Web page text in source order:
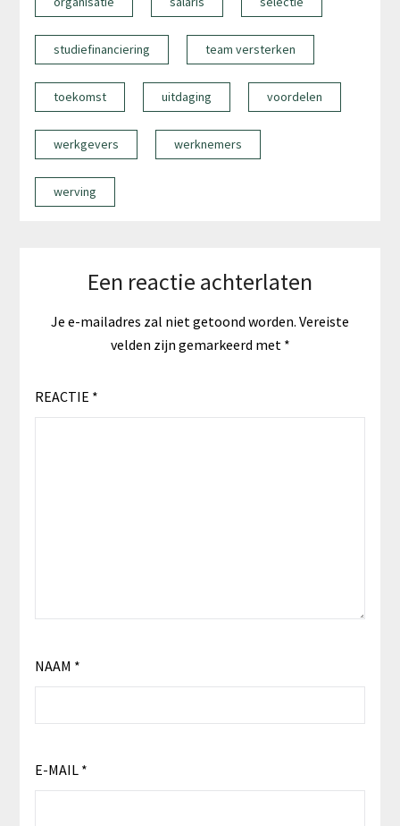
studiefinanciering team versterken
toekomst uitdaging voordelen
werkgevers werknemers
werving
Een reactie achterlaten
Je e-mailadres zal niet getoond worden. Vereiste
velden zijn gemarkeerd met *
REACTIE *
NAAM *
E-MAIL *